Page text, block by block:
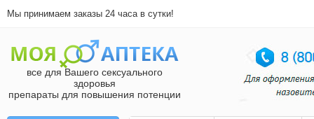
Мы принимаем заказы 24 часа в сутки!
все для Вашего сексуального
здоровья
препараты для повышения потенции